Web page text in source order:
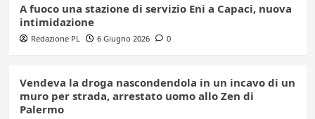
A fuoco una stazione di servizio Eni a Capaci, nuova
intimidazione
Redazione PL 6 Giugno 2026 0
Vendeva la droga nascondendola in un incavo di un
muro per strada, arrestato uomo allo Zen di
Palermo